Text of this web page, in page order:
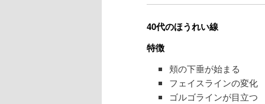
40代のほうれい線
特徴
頬の下垂が始まる
フェイスラインの変化
ゴルゴラインが目立つ